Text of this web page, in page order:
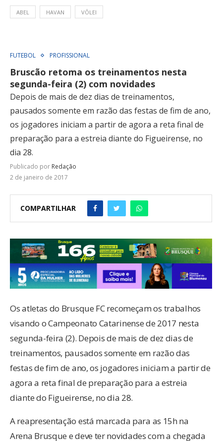
ABEL HAVAN VÔLEI
FUTEBOL PROFISSIONAL
Bruscão retoma os treinamentos nesta
segunda-feira (2) com novidades
Depois de mais de dez dias de treinamentos,
pausados somente em razão das festas de fim de ano,
os jogadores iniciam a partir de agora a reta final de
preparação para a estreia diante do Figueirense, no
dia 28.
Publicado por Redação
2 de janeiro de 2017
COMPARTILHAR
Os atletas do Brusque FC recomeçam os trabalhos
visando o Campeonato Catarinense de 2017 nesta
segunda-feira (2). Depois de mais de dez dias de
treinamentos, pausados somente em razão das
festas de fim de ano, os jogadores iniciam a partir de
agora a reta final de preparação para a estreia
diante do Figueirense, no dia 28.
A reapresentação está marcada para as 15h na
Arena Brusque e deve ter novidades com a chegada